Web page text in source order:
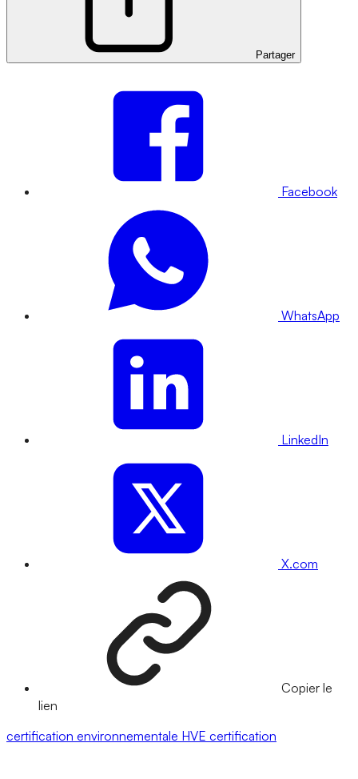
Partager
Facebook
WhatsApp
LinkedIn
X.com
Copier le
lien
certification environnementale HVE certification